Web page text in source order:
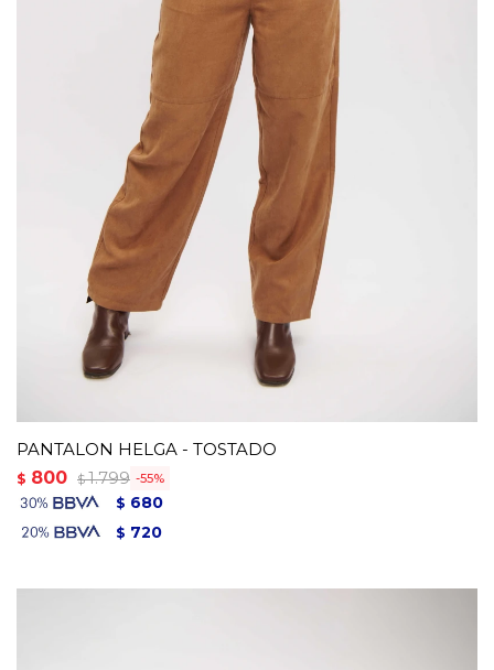
PANTALON HELGA - TOSTADO
$ 800 $ 1.799 55
$ 680
$ 720